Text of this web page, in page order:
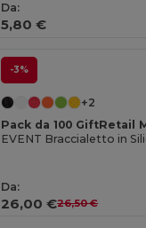
Da:
5,80 €
-3%
+2
Pack da 100 GiftRetail
Da:
26,00 €26,50 €